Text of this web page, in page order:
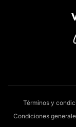
Términos y
Condiciones